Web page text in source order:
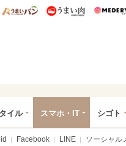
ー特集
うまいめし うまいパン うまい肉
イル スマホ・IT シゴト
Facebook LINE ソーシャル